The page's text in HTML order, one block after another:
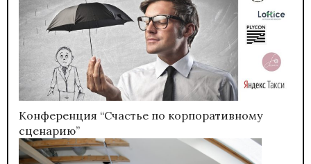
Конференция “Счастье по корпоративному
сценарию”